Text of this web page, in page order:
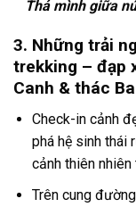
Thả mình giữa
3. Những trải
trekking – đạp
Canh & thác
Check-in cảnh
phá hệ sinh thái
cảnh thiên
Trên cung